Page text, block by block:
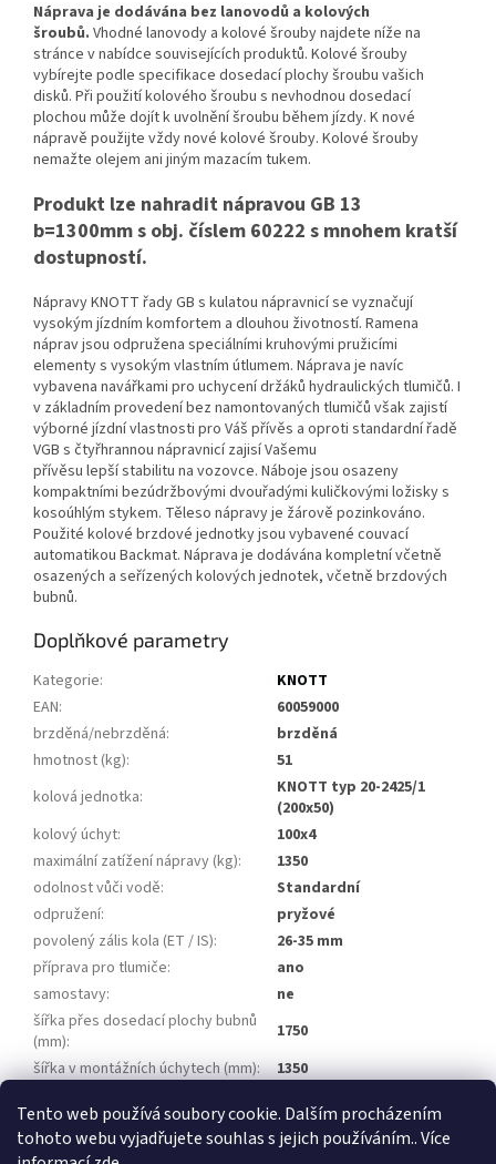
Tento web používá soubory cookie. Dalším procházením
tohoto webu vyjadřujete souhlas s jejich používáním.. Více
Náprava je dodávána bez lanovodů a kolových
šroubů. Vhodné lanovody a kolové šrouby najdete níže na
stránce v nabídce souvisejících produktů. Kolové šrouby
vybírejte podle specifikace dosedací plochy šroubu vašich
disků. Při použití kolového šroubu s nevhodnou dosedací
plochou může dojít k uvolnění šroubu během jízdy. K nové
nápravě použijte vždy nové kolové šrouby. Kolové šrouby
nemažte olejem ani jiným mazacím tukem.
Produkt lze nahradit nápravou GB 13
b=1300mm s obj. číslem 60222 s mnohem kratší
dostupností.
Nápravy KNOTT řady GB s kulatou nápravnicí se vyznačují
vysokým jízdním komfortem a dlouhou životností. Ramena
náprav jsou odpružena speciálními kruhovými pružicími
elementy s vysokým vlastním útlumem. Náprava je navíc
vybavena navářkami pro uchycení držáků hydraulických tlumičů. I
v základním provedení bez namontovaných tlumičů však zajistí
výborné jízdní vlastnosti pro Váš přívěs a oproti standardní řadě
VGB s čtyřhrannou nápravnicí zajisí Vašemu
přívěsu lepší stabilitu na vozovce. Náboje jsou osazeny
kompaktními bezúdržbovými dvouřadými kuličkovými ložisky s
kosoúhlým stykem. Těleso nápravy je žárově pozinkováno.
Použité kolové brzdové jednotky jsou vybavené couvací
automatikou Backmat. Náprava je dodávána kompletní včetně
osazených a seřízených kolových jednotek, včetně brzdových
bubnů.
Doplňkové parametry
Kategorie:
KNOTT
EAN:
60059000
brzděná/nebrzděná:
brzděná
hmotnost (kg):
51
kolová jednotka:
KNOTT typ 20-2425/1
(200x50)
kolový úchyt:
100x4
maximální zatížení nápravy (kg):
1350
odolnost vůči vodě:
Standardní
odpružení:
pryžové
povolený zális kola (ET / IS):
26-35 mm
příprava pro tlumiče:
ano
samostavy:
ne
šířka přes dosedací plochy bubnů
(mm):
1750
šířka v montážních úchytech (mm):
1350